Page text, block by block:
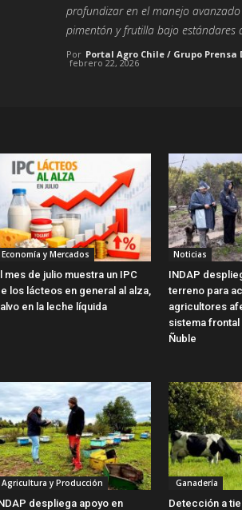
profundizar en el manejo
pimentón y frutilla bajo estándares
Por Portal Agro Chile / Grupo Prensa
febrero 22, 2026
Economía y Mercados
mes de julio muestra un IPC
los lácteos en general al alza,
en la leche líquida
Noticias
INDAP
terreno para
agricultores
sistema frontal
Ñuble
Agricultura y Producción
despliega apoyo en
Ganadería
Detección a